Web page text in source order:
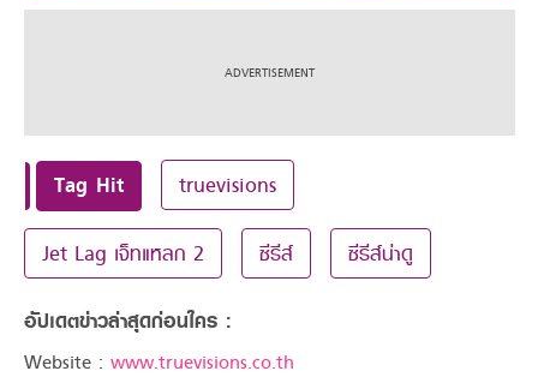
Tag Hit truevisions
Jet Lag เจ็ทแหลก 2 ซีรีส์ ซีรีส์น่าดู
อัปเดตข่าวล่าสุดก่อนใคร :
Website : www.truevisions.co.th